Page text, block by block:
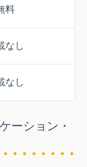
料
なし
なし
ーション・